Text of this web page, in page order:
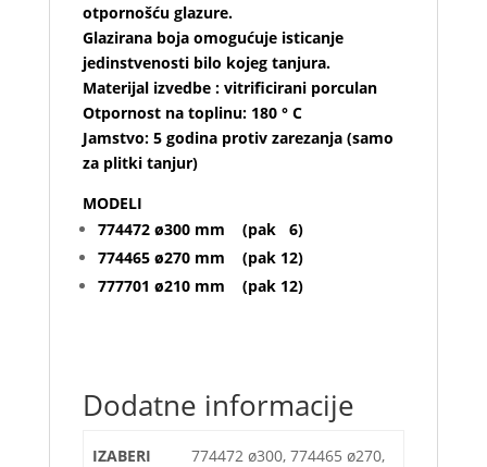
otpornošću glazure.
Glazirana boja omogućuje isticanje
jedinstvenosti bilo kojeg tanjura.
Materijal izvedbe : vitrificirani porculan
Otpornost na toplinu: 180 ° C
Jamstvo: 5 godina protiv zarezanja (samo
za plitki tanjur)
MODELI
774472 ø300 mm (pak 6)
774465 ø270 mm (pak 12)
777701 ø210 mm (pak 12)
Dodatne informacije
IZABERI
774472 ø300, 774465 ø270,